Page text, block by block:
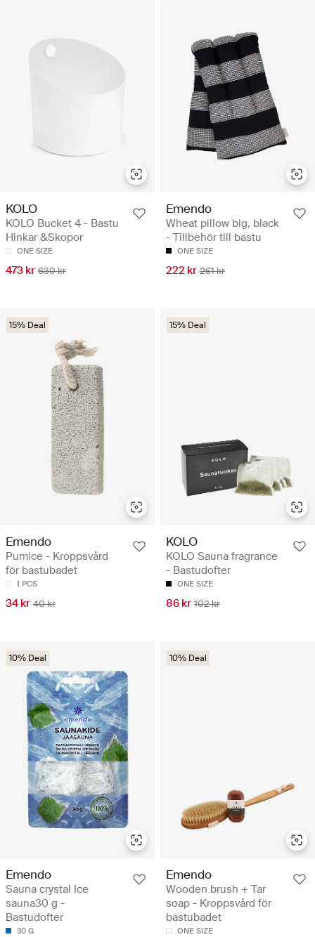
KOLO
KOLO Bucket 4 - Bastu
Hinkar &Skopor
ONE SIZE
473 kr 630 kr
Emendo
Wheat pillow big, black
- Tillbehör till bastu
ONE SIZE
222 kr 261 kr
15% Deal
Emendo
Pumice - Kroppsvård
för bastubadet
1 PCS
34 kr 40 kr
15% Deal
KOLO
KOLO Sauna fragrance
- Bastudofter
ONE SIZE
86 kr 102 kr
10% Deal
Emendo
Sauna crystal Ice
sauna30 g -
Bastudofter
30 G
10% Deal
Emendo
Wooden brush + Tar
soap - Kroppsvård för
bastubadet
ONE SIZE